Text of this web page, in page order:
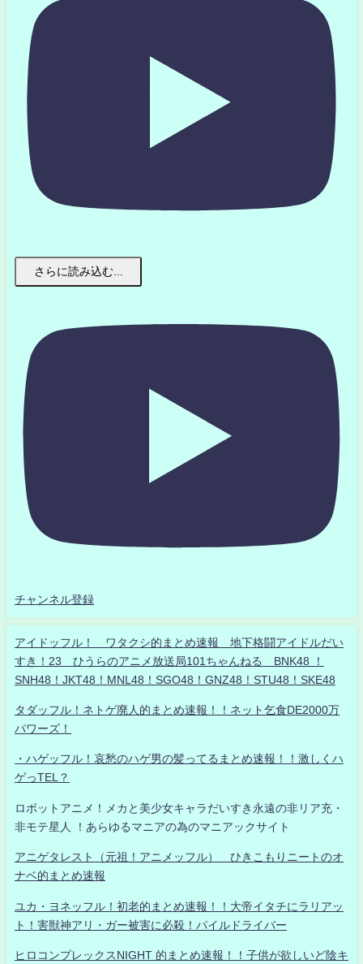
さらに読み込む...
チャンネル登録
アイドッフル！ ワタクシ的まとめ速報 地下格闘アイドルだい
すき！23 ひうらのアニメ放送局101ちゃんねる BNK48 ！
SNH48！JKT48！MNL48！SGO48！GNZ48！STU48！SKE48
タダッフル！ネトゲ廃人的まとめ速報！！ネット乞食DE2000万
パワーズ！
・ハゲッフル！哀愁のハゲ男の髪ってるまとめ速報！！激しくハ
ゲっTEL？
ロボットアニメ！メカと美少女キャラだいすき永遠の非リア充・
非モテ星人 ！あらゆるマニアの為のマニアックサイト
アニゲタレスト（元祖！アニメッフル） ひきこもりニートのオ
ナベ的まとめ速報
ユカ・ヨネッフル！初老的まとめ速報！！大帝イタチにラリアッ
ト！害獣神アリ・ガー被害に必殺！パイルドライバー
ヒロコンプレックスNIGHT 的まとめ速報！！子供が欲しいど陰キ